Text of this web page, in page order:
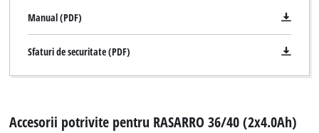
Manual (PDF)
Sfaturi de securitate (PDF)
Accesorii potrivite pentru RASARRO 36/40 (2x4.0Ah)